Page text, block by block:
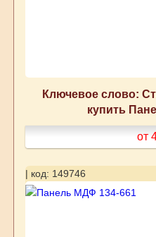
Ключевое слово:
купить
от
| код: 149746